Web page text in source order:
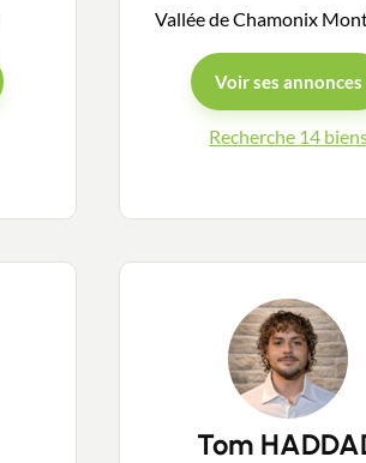
RecrutementVallée de Chamonix
Voir ses annonces
Recherche 14
Tom